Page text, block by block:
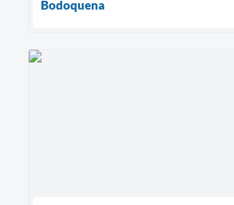
Bodoquena